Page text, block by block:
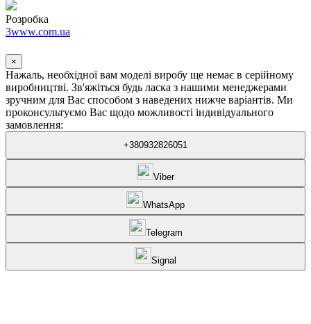
Розробка
3www.com.ua
×
Нажаль, необхідної вам моделі виробу ще немає в серійному
виробництві. Зв'яжіться будь ласка з нашими менеджерами
зручним для Вас способом з наведених нижче варіантів. Ми
проконсультуємо Вас щодо можливості індивідуального
замовлення:
+380932826051
Viber
WhatsApp
Telegram
Signal